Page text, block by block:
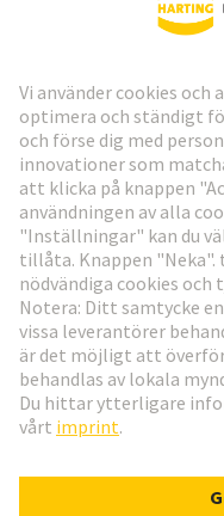
HARTING:s nyhetsbrev
Gå till registrering
Social Media
Sverige